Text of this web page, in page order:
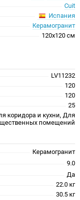
Cuit
Испания
Керамогранит
120x120 см
LV11232
120
120
25
коридора и кухни, Для
помещений
Керамогранит
9.0
Да
22.0 кг
30.5 кг